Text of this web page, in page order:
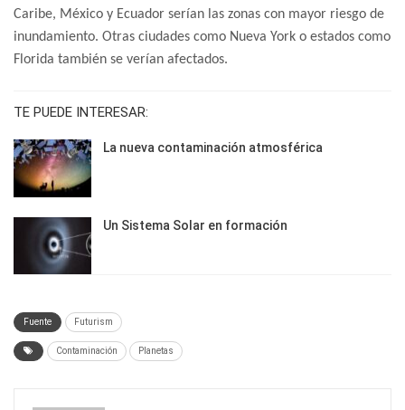
Caribe, México y Ecuador serían las zonas con mayor riesgo de
inundamiento. Otras ciudades como Nueva York o estados como
Florida también se verían afectados.
TE PUEDE INTERESAR:
La nueva contaminación atmosférica
Un Sistema Solar en formación
Fuente Futurism
Contaminación Planetas